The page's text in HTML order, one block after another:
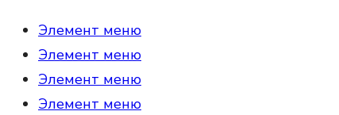
Элемент меню
Элемент меню
Элемент меню
Элемент меню